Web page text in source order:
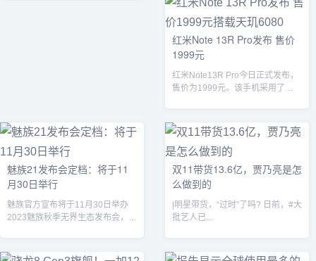
红米Note 13R Pro发布 售价
1999元
红米Note13R Pro今日正式发布，
售价为1999元。该手机采用了
魅族21发布会定档：将于11
月30日举行
魅族官方宣布将于11月30日举办
2023魅族秋季无界生态发布会，届
双11带货13.6亿，贾乃亮是怎
么做到的
|明星带货，“过时”了吗? 日前，#大
批艺人已...